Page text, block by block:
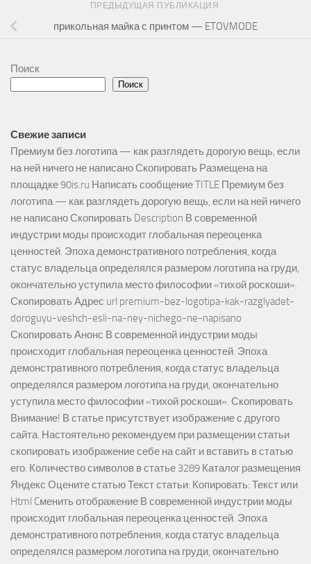
ПРЕДЫДУЩАЯ ПУБЛИКАЦИЯ
прикольная майка с принтом — ETOVMODE
Поиск
Поиск
Свежие записи
Премиум без логотипа — как разглядеть дорогую вещь, если
на ней ничего не написано Скопировать Размещена на
площадке 90is.ru Написать сообщение TITLE Премиум без
логотипа — как разглядеть дорогую вещь, если на ней ничего
не написано Скопировать Description В современной
индустрии моды происходит глобальная переоценка
ценностей. Эпоха демонстративного потребления, когда
статус владельца определялся размером логотипа на груди,
окончательно уступила место философии «тихой роскоши».
Скопировать Адрес url premium-bez-logotipa-kak-razglyadet-
doroguyu-veshch-esli-na-ney-nichego-ne-napisano
Скопировать Анонс В современной индустрии моды
происходит глобальная переоценка ценностей. Эпоха
демонстративного потребления, когда статус владельца
определялся размером логотипа на груди, окончательно
уступила место философии «тихой роскоши». Скопировать
Внимание! В статье присутствует изображение с другого
сайта. Настоятельно рекомендуем при размещении статьи
скопировать изображение себе на сайт и вставить в статью
его. Количество символов в статье 3289 Каталог размещения
Яндекс Оцените статью Текст статьи: Копировать: Текст или
Html Cменить отображение В современной индустрии моды
происходит глобальная переоценка ценностей. Эпоха
демонстративного потребления, когда статус владельца
определялся размером логотипа на груди, окончательно